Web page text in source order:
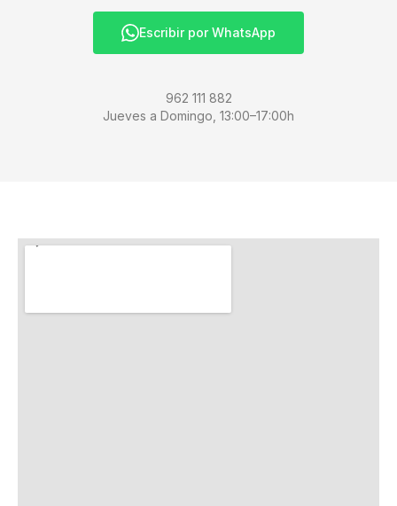
Escribir por WhatsApp
962 111 882
Jueves a Domingo, 13:00–17:00h